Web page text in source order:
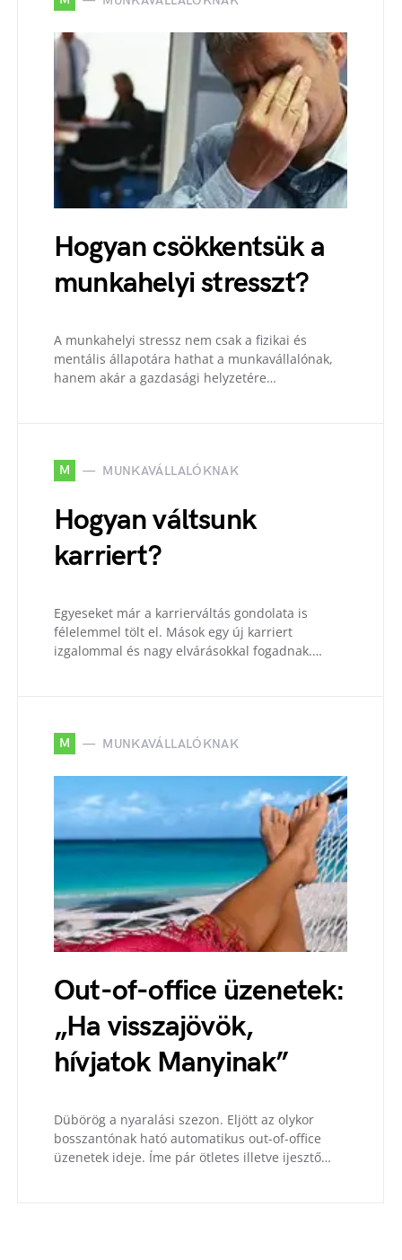
Hogyan csökkentsük a
munkahelyi stresszt?
A munkahelyi stressz nem csak a fizikai és
mentális állapotára hathat a munkavállalónak,
hanem akár a gazdasági helyzetére…
M MUNKAVÁLLALÓKNAK
Hogyan váltsunk
karriert?
Egyeseket már a karrierváltás gondolata is
félelemmel tölt el. Mások egy új karriert
izgalommal és nagy elvárásokkal fogadnak.…
M MUNKAVÁLLALÓKNAK
Out-of-office üzenetek:
„Ha visszajövök,
hívjatok Manyinak”
Dübörög a nyaralási szezon. Eljött az olykor
bosszantónak ható automatikus out-of-office
üzenetek ideje. Íme pár ötletes illetve ijesztő…